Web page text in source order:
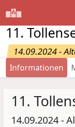
11.
14.09.2024 -
Informationen
11.
14.09.2024 -